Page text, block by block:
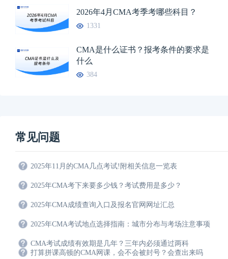
2026年4月CMA考季考哪些科目？
1331
CMA是什么证书？报考条件的要求是
什么
384
常见问题
2025年11月的CMA几点考试!附相关信息一览表
2025年CMA考下来要多少钱？考试费用是多少？
2025年CMA成绩查询入口及报名官网网址汇总
2025年CMA考试地点选择指南：城市分布与考场注意事项
CMA考试成绩有效期是几年？三年内必须通过两科
打算拼课高顿的CMA网课，会不会被封号？会查出来吗